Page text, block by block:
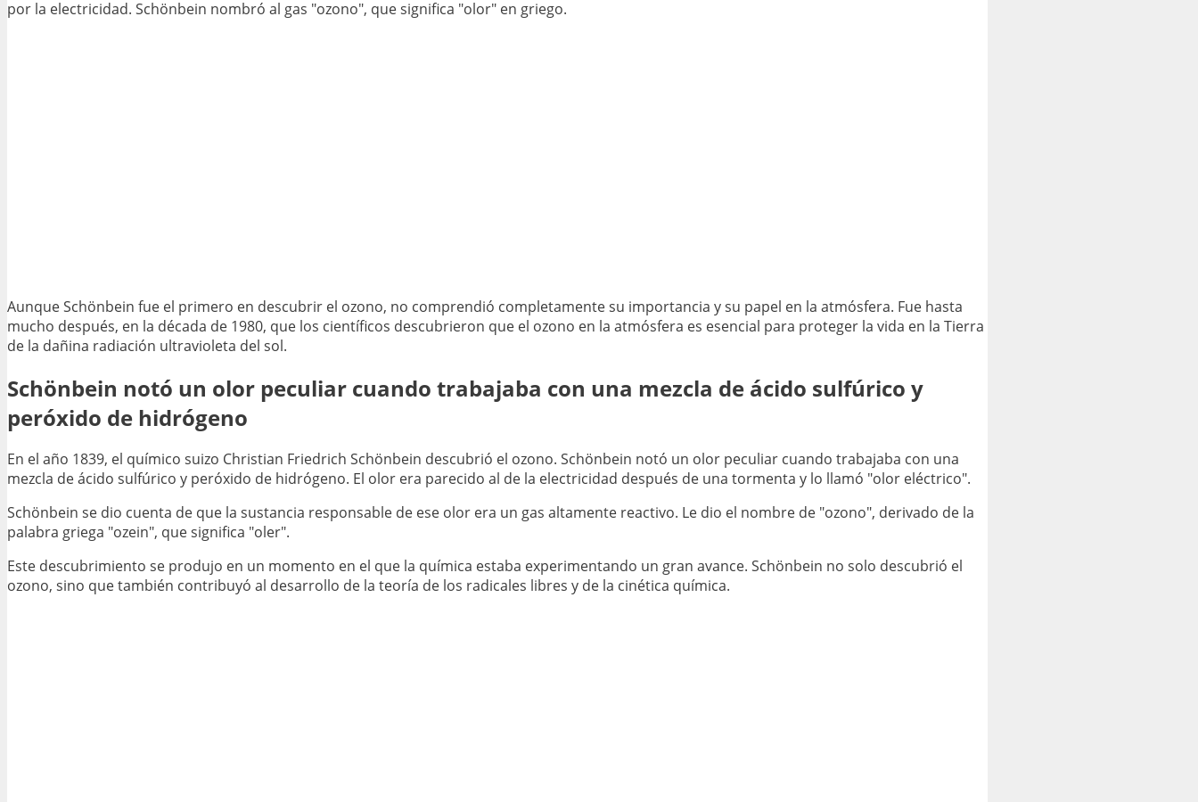
por la electricidad. Schönbein nombró al gas "ozono", que significa "olor" en griego.
Aunque Schönbein fue el primero en descubrir el ozono, no comprendió completamente su importancia y su papel en la atmósfera. Fue hasta
mucho después, en la década de 1980, que los científicos descubrieron que el ozono en la atmósfera es esencial para proteger la vida en la Tierra
de la dañina radiación ultravioleta del sol.
Schönbein notó un olor peculiar cuando trabajaba con una mezcla de ácido sulfúrico y
peróxido de hidrógeno
En el año 1839, el químico suizo Christian Friedrich Schönbein descubrió el ozono. Schönbein notó un olor peculiar cuando trabajaba con una
mezcla de ácido sulfúrico y peróxido de hidrógeno. El olor era parecido al de la electricidad después de una tormenta y lo llamó "olor eléctrico".
Schönbein se dio cuenta de que la sustancia responsable de ese olor era un gas altamente reactivo. Le dio el nombre de "ozono", derivado de la
palabra griega "ozein", que significa "oler".
Este descubrimiento se produjo en un momento en el que la química estaba experimentando un gran avance. Schönbein no solo descubrió el
ozono, sino que también contribuyó al desarrollo de la teoría de los radicales libres y de la cinética química.